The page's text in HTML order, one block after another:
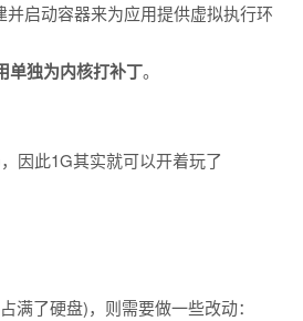
启动容器来为应用提供虚拟执行环
单独为内核打补丁。
因此1G其实就可以开着玩了
满了硬盘)，则需要做一些改动：